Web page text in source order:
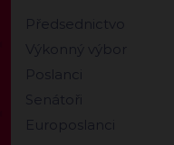
Předsednictvo
Výkonný výbor
Poslanci
Senátoři
Europoslanci